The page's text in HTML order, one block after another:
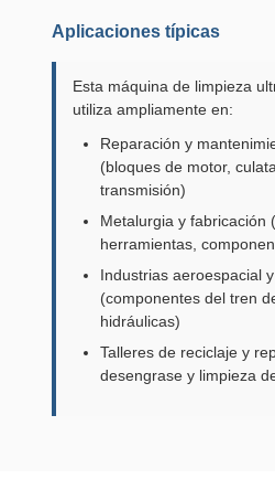
Aplicaciones típicas
Esta máquina de limpieza
utiliza ampliamente en:
Reparación y
(bloques de motor,
transmisión)
Metalurgia y fabricación
herramientas,
Industrias aeroespacial
(componentes del tren
hidráulicas)
Talleres de reciclaje y
desengrase y limpieza